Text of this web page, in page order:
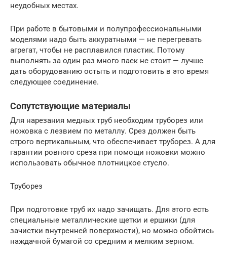
неудобных местах.
При работе в бытовыми и полупрофессиональными
моделями надо быть аккуратными — не перегревать
агрегат, чтобы не расплавился пластик. Потому
выполнять за один раз много паек не стоит — лучше
дать оборудованию остыть и подготовить в это время
следующее соединение.
Сопутствующие материалы
Для нарезания медных труб необходим труборез или
ножовка с лезвием по металлу. Срез должен быть
строго вертикальным, что обеспечивает труборез. А для
гарантии ровного среза при помощи ножовки можно
использовать обычное плотницкое стусло.
Труборез
При подготовке труб их надо зачищать. Для этого есть
специальные металлические щетки и ершики (для
зачистки внутренней поверхности), но можно обойтись
наждачной бумагой со средним и мелким зерном.